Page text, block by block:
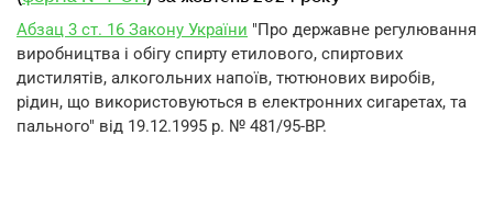
Абзац 3 ст. 16 Закону України "Про державне регулювання
виробництва і обігу спирту етилового, спиртових
дистилятів, алкогольних напоїв, тютюнових виробів,
рідин, що використовуються в електронних сигаретах, та
пального" від 19.12.1995 р. № 481/95-BP.